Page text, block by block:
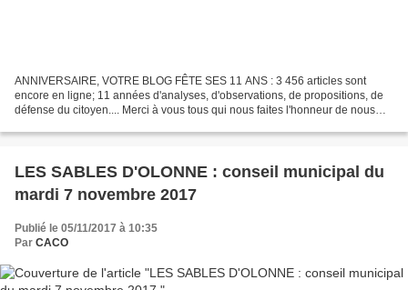
ANNIVERSAIRE, VOTRE BLOG FÊTE SES 11 ANS : 3 456 articles sont
encore en ligne; 11 années d'analyses, d'observations, de propositions, de
défense du citoyen.... Merci à vous tous qui nous faites l'honneur de nous
LES SABLES D'OLONNE : conseil municipal du
mardi 7 novembre 2017
Publié le 05/11/2017 à 10:35
Par CACO